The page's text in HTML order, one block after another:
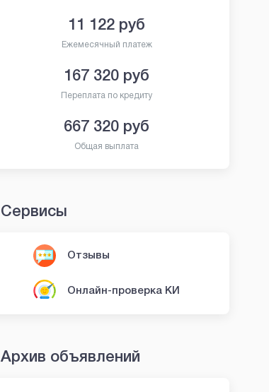
11 122 руб
Ежемесячный платеж
167 320 руб
Переплата по кредиту
667 320 руб
Общая выплата
Сервисы
Отзывы
Онлайн-проверка КИ
Архив объявлений